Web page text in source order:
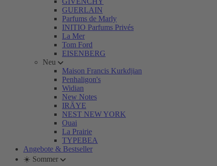
GUERLAIN
Parfums de Marly
INITIO Parfums Privés
La Mer
Tom Ford
EISENBERG
Neu
Maison Francis Kurkdjian
Penhaligon's
Widian
New Notes
IRÄYE
NEST NEW YORK
Ouai
La Prairie
TYPEBEA
Angebote & Bestseller
☀️ Sommer